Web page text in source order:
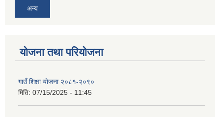
अन्य
योजना तथा परियोजना
गाउँ शिक्षा योजना २०८१-२०९०
मिति: 07/15/2025 - 11:45